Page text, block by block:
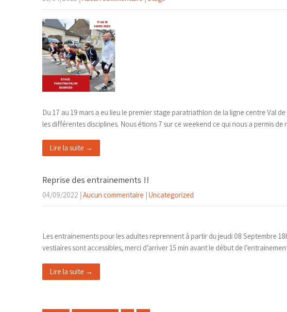
Du 17 au 19 mars a eu lieu le premier stage paratriathlon de la ligne centre Val
les différentes disciplines. Nous étions 7 sur ce weekend ce qui nous a permis
Lire la suite →
Reprise des entrainements !!
04/09/2022 | Aucun commentaire | Uncategorized
Les entrainements pour les adultes reprennent à partir du jeudi 08 Septembre
vestiaires sont accessibles, merci d’arriver 15 min avant le début de
Lire la suite →